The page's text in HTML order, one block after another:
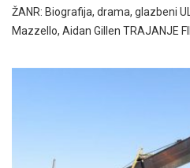
ŽANR: Biografija, drama, glazbeni
Mazzello, Aidan Gillen TRAJANJE